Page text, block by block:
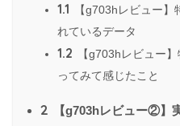
1.1
【g703hレビュー
れているデータ
1.2
【g703hレビュー
ってみて感じたこと
2 【g703hレビュー②】